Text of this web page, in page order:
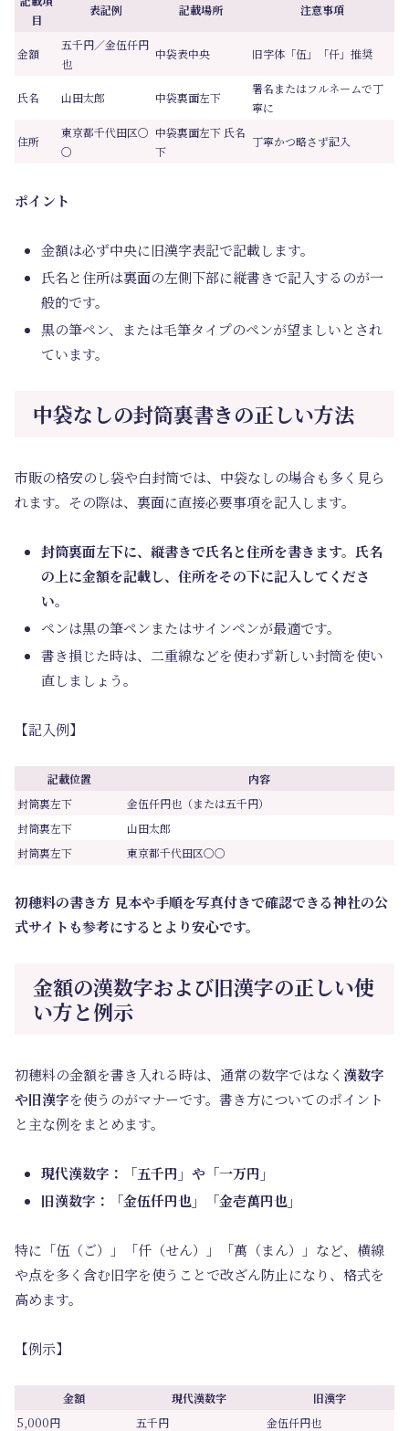
目
表記例 記載場所 注意事項
金額
五千円／金伍仟円
也
中袋表中央 旧字体「伍」「仟」推奨
氏名 山田太郎 中袋裏面左下
署名またはフルネームで丁
寧に
住所
東京都千代田区〇
〇
中袋裏面左下 氏名
下
丁寧かつ略さず記入
ポイント
金額は必ず中央に旧漢字表記で記載します。
氏名と住所は裏面の左側下部に縦書きで記入するのが一
般的です。
黒の筆ペン、または毛筆タイプのペンが望ましいとされ
ています。
中袋なしの封筒裏書きの正しい方法
市販の格安のし袋や白封筒では、中袋なしの場合も多く見ら
れます。その際は、裏面に直接必要事項を記入します。
封筒裏面左下に、縦書きで氏名と住所を書きます。氏名
の上に金額を記載し、住所をその下に記入してくださ
い。
ペンは黒の筆ペンまたはサインペンが最適です。
書き損じた時は、二重線などを使わず新しい封筒を使い
直しましょう。
【記入例】
記載位置
内容
封筒裏左下
金伍仟円也（または五千円）
封筒裏左下
山田太郎
封筒裏左下
東京都千代田区〇〇
初穂料の書き方 見本や手順を写真付きで確認できる神社の公
式サイトも参考にするとより安心です。
金額の漢数字および旧漢字の正しい使
い方と例示
初穂料の金額を書き入れる時は、通常の数字ではなく 漢数字
や旧漢字を使うのがマナーです。書き方についてのポイント
と主な例をまとめます。
現代漢数字：「五千円」や「一万円」
旧漢数字：「金伍仟円也」「金壱萬円也」
特に「伍（ご）」「仟（せん）」「萬（まん）」など、横線
や点を多く含む旧字を使うことで改ざん防止になり、格式を
高めます。
【例示】
金額 現代漢数字
旧漢字
5,000円
五千円
金伍仟円也